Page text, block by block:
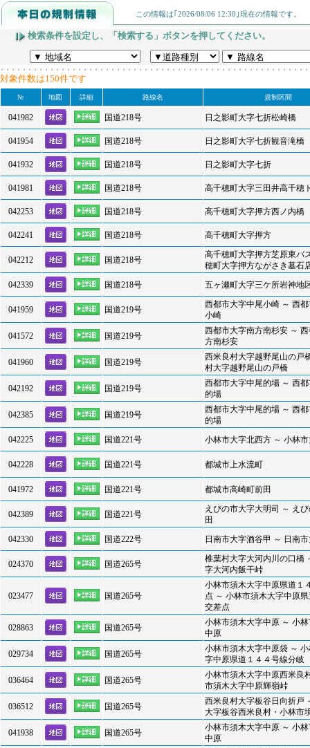
この情報は｢2026/08/06 12:30｣現在の情報です。
検索条件を設定し、「検索する」ボタンを押してください。
対象件数は150件です
№ 地図 詳細 路線名 規制区間
041982 国道218号 日之影町大字七折松崎橋
041954 国道218号 日之影町大字七折観音滝橋
041932 国道218号 日之影町大字七折
041981 国道218号 高千穂町大字三田井高千穂
042253 国道218号 高千穂町大字押方西ノ内橋
042241 国道218号 高千穂町大字押方
042212 国道218号
高千穂町大字押方芝原東バ
穂町大字押方ながさき墓石
042339
国道218号 五ヶ瀬町大字三ケ所岩神地
041959 国道219号
西都市大字中尾小崎 ～ 西
小崎
041572 国道219号
西都市大字南方南杉安 ～
方南杉安
041960 国道219号
西米良村大字越野尾山の戸
村大字越野尾山の戸橋
042192 国道219号
西都市大字中尾的場 ～ 西
的場
042385 国道219号
西都市大字中尾的場 ～ 西
的場
042225
国道221号 小林市大字北西方 ～ 小林
042228 国道221号 都城市上水流町
041972 国道221号 都城市高崎町前田
042389 国道221号
えびの市大字大明司 ～ え
田
042330
国道222号 日南市大字酒谷甲 ～ 日南
024370 国道265号
椎葉村大字大河内川の口橋
字大河内飯干峠
023477 国道265号
小林市須木大字中原県道１
点 ～ 小林市須木大字中原
交差点
028863 国道265号
小林市須木大字中原 ～ 小
中原
029734 国道265号
小林市須木大字中原袋 ～
字中原県道１４４号線分岐
036464 国道265号
小林市須木大字中原西米良
市須木大字中原輝嶺峠
036512 国道265号
西米良村大字板谷日向折戸
大字板谷西米良村・小林市
041938 国道265号
小林市須木大字中原 ～ 小
中原